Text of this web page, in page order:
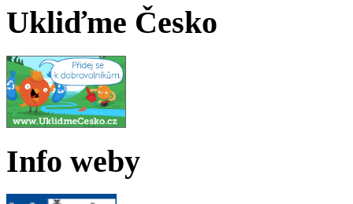
Ukliďme Česko
Info weby